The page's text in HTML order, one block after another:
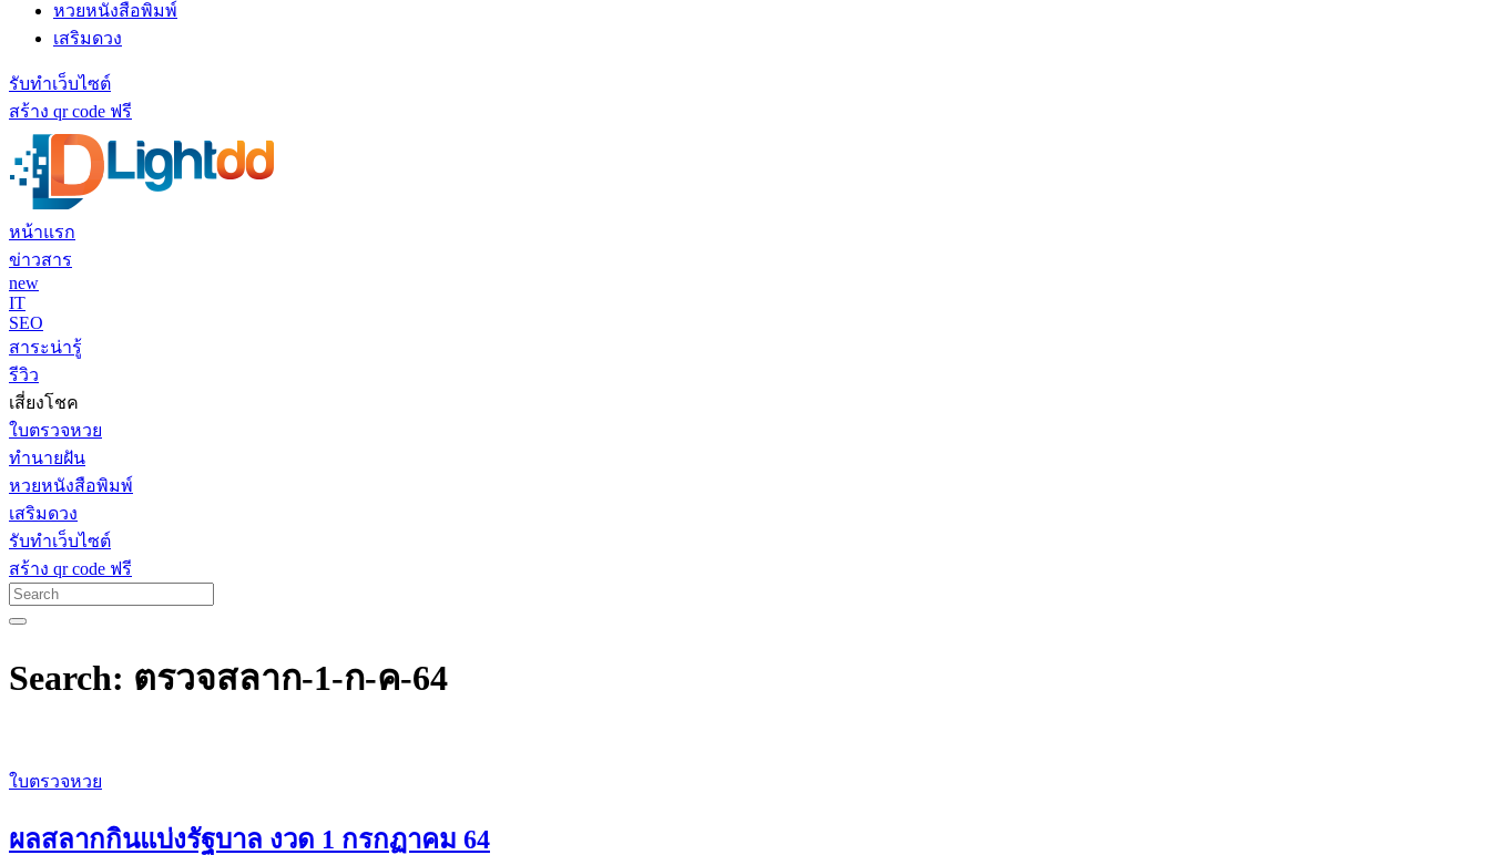
หวยหนังสือพิมพ์
เสริมดวง
รับทำเว็บไซต์
สร้าง qr code ฟรี
หน้าแรก
ข่าวสาร
new
IT
SEO
สาระน่ารู้
รีวิว
เสี่ยงโชค
ใบตรวจหวย
ทำนายฝัน
หวยหนังสือพิมพ์
เสริมดวง
รับทำเว็บไซต์
สร้าง qr code ฟรี
Search: ตรวจสลาก-1-ก-ค-64
ใบตรวจหวย
ผลสลากกินแบ่งรัฐบาล งวด 1 กรกฏาคม 64